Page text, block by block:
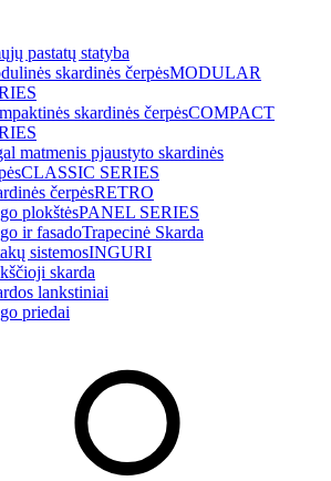
pastatų statyba
skardinės čerpėsMODULAR
skardinės čerpėsCOMPACT
matmenis pjaustyto skardinės
CLASSIC SERIES
čerpėsRETRO
plokštėsPANEL SERIES
ir fasadoTrapecinė Skarda
sistemosINGURI
skarda
lankstiniai
priedai